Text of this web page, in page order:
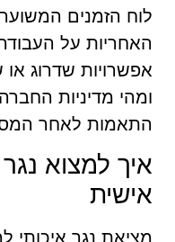
לוח הזמנים
האחריות על
אפשרויות שדרוג
ומהי מדיניות
התאמות לאחר
איך למצוא נגר
אישית
מציאת נגר איכותי